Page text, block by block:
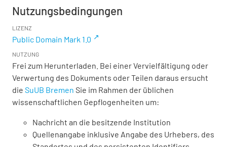
Nutzungsbedingungen
LIZENZ
Public Domain Mark 1.0
NUTZUNG
Frei zum Herunterladen. Bei einer Vervielfältigung oder
Verwertung des Dokuments oder Teilen daraus ersucht
die SuUB Bremen Sie im Rahmen der üblichen
wissenschaftlichen Gepflogenheiten um:
Nachricht an die besitzende Institution
Quellenangabe inklusive Angabe des Urhebers, des